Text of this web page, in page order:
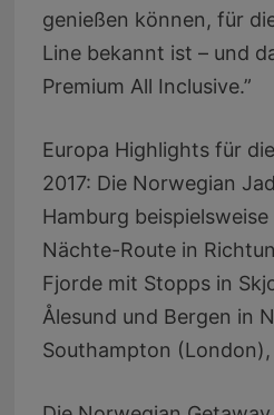
genießen können, für
Line bekannt ist – und
Premium All Inclusive.”
Europa Highlights für
2017: Die Norwegian
Hamburg
Nächte-Route in
Fjorde mit Stopps in
Ålesund und Bergen in
Southampton (London),